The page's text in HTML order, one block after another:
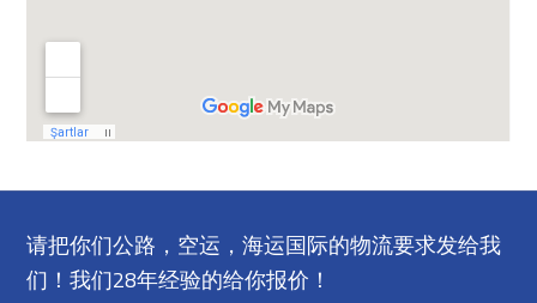
请把你们公路，空运，海运国际的物流要求发给我
们！我们28年经验的给你报价！